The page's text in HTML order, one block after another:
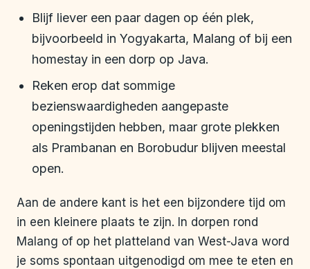
Blijf liever een paar dagen op één plek,
bijvoorbeeld in Yogyakarta, Malang of bij een
homestay in een dorp op Java.
Reken erop dat sommige
bezienswaardigheden aangepaste
openingstijden hebben, maar grote plekken
als Prambanan en Borobudur blijven meestal
open.
Aan de andere kant is het een bijzondere tijd om
in een kleinere plaats te zijn. In dorpen rond
Malang of op het platteland van West-Java word
je soms spontaan uitgenodigd om mee te eten en